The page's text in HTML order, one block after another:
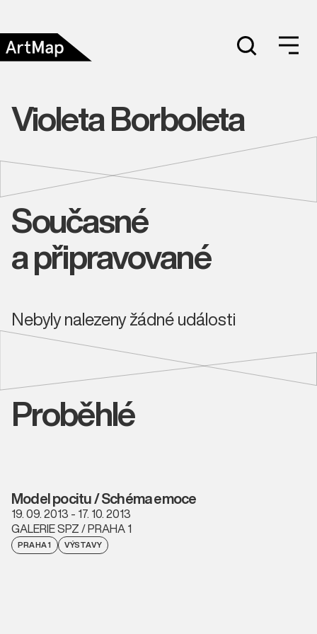
Violeta Borboleta
Současné
a připravované
Nebyly nalezeny žádné události
Proběhlé
Model pocitu / Schéma emoce
19. 09. 2013 - 17. 10. 2013
GALERIE SPZ / PRAHA 1
PRAHA 1 VÝSTAVY